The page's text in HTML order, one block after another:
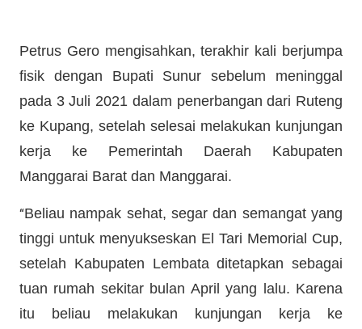
Petrus Gero mengisahkan, terakhir kali berjumpa
fisik dengan Bupati Sunur sebelum meninggal
pada 3 Juli 2021 dalam penerbangan dari Ruteng
ke Kupang, setelah selesai melakukan kunjungan
kerja ke Pemerintah Daerah Kabupaten
Manggarai Barat dan Manggarai.
“Beliau nampak sehat, segar dan semangat yang
tinggi untuk menyukseskan El Tari Memorial Cup,
setelah Kabupaten Lembata ditetapkan sebagai
tuan rumah sekitar bulan April yang lalu. Karena
itu beliau melakukan kunjungan kerja ke